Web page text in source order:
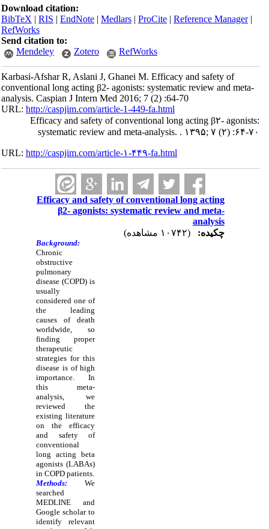
Download citation:
BibTeX|RIS|EndNote|Medlars|ProCite|Reference Manager
RefWorks
Send citation to:
Mendeley
Zotero RefWorks
Karbasi-Afshar R, Aslani J, Ghanei M. Efficacy and safety of
conventional long acting β2- agonists: systematic review and meta-
analysis. Caspian J Intern Med 2016; 7 (2) :64-70
URL:http://caspjim.com/article-1-449-fa.html
Efficacy and safety of conventional long acting β۲- agonists:
systematic review and meta-analysis. . ۱۳۹۵; ۷ (۲) :۶۴-۷۰
URL:http://caspjim.com/article-۱-۴۴۹-fa.html
Efficacy and safety of conventional long acting
β2- agonists: systematic review and meta-
analysis
چکیده:
Background:
Chronic
obstructive
pulmonary
disease (COPD) is
usually
considered one of
the leading
causes of death
worldwide, so
finding proper
therapeutic
strategies for this
disease is of high
importance. In
this meta-
analysis, we
reviewed the
existing literature
on the efficacy
and safety of
conventional
long acting beta
agonists (LABAs)
in COPD patients.
Methods:
We
searched
MEDLINE and
Google scholar to
identify relevant